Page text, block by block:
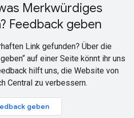
Merkwürdiges
Feedback geben
Link gefunden? Über die
auf einer Seite könnt ihr uns
hilft uns, die Website von
Central zu verbessern.
geben